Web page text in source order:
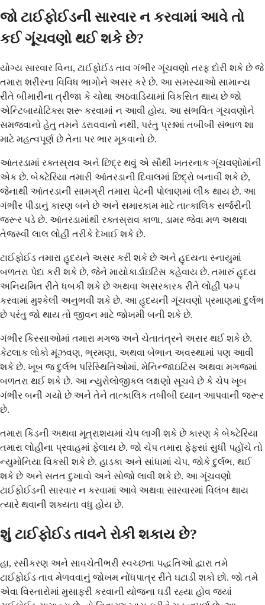
જો ટાઈફોઈડની સારવાર ન કરવામાં આવે તો
કઈ ગૂંચવણો થઈ શકે છે?
યોગ્ય સારવાર વિના, ટાઈફોઈડ તાવ ગંભીર ગૂંચવણો તરફ દોરી શકે છે જે
તમારા શરીરના વિવિધ ભાગોને અસર કરે છે. આ સમસ્યાઓ સામાન્ય
રીતે બીમારીના ત્રીજા કે ચોથા અઠવાડિયામાં વિકસિત થાય છે જો
એન્ટિબાયોટિક્સ શરૂ કરવામાં ન આવી હોય. આ સંભવિત ગૂંચવણોને
સમજવાનો હેતુ તમને ડરાવવાનો નથી, પરંતુ પ્રશ્નમાં તબીબી સંભાળ શા
માટે મહત્વપૂર્ણ છે તેના પર ભાર મૂકવાનો છે.
આંતરડામાં રક્તસ્રાવ અને છિદ્ર થવું એ સૌથી ખતરનાક ગૂંચવણોમાંની
એક છે. બેક્ટેરિયા તમારી આંતરડાની દિવાલમાં છિદ્રો બનાવી શકે છે,
જેનાથી આંતરડાની સામગ્રી તમારા પેટની પોલાણમાં લીક થાય છે. આ
ગંભીર પીડાનું કારણ બને છે અને સમારકામ માટે તાત્કાલિક સર્જરીની
જરૂર પડે છે. આંતરડામાંથી રક્તસ્રાવ કાળા, ડામર જેવા મળ અથવા
તેજસ્વી લાલ લોહી તરીકે દેખાઈ શકે છે.
ટાઈફોઈડ તમારા હૃદયને અસર કરી શકે છે અને હૃદયના સ્નાયુમાં
બળતરા પેદા કરી શકે છે, જેને માયોકાર્ડાઇટિસ કહેવાય છે. તમારું હૃદય
અનિયમિત રીતે ધબકી શકે છે અથવા અસરકારક રીતે લોહી પમ્પ
કરવામાં મુશ્કેલી અનુભવી શકે છે. આ હૃદયની ગૂંચવણો પ્રમાણમાં દુર્લભ
છે પરંતુ જો થાય તો જીવન માટે જોખમી બની શકે છે.
ગંભીર કિસ્સાઓમાં તમારા મગજ અને ચેતાતંત્રને અસર થઈ શકે છે.
કેટલાક લોકો મૂંઝવણ, ભ્રમણા, અથવા બેભાન અવસ્થામાં પણ આવી
શકે છે. ખૂબ જ દુર્લભ પરિસ્થિતિઓમાં, મેનિન્જાઇટિસ અથવા મગજમાં
બળતરા થઈ શકે છે. આ ન્યુરોલોજીકલ લક્ષણો સૂચવે છે કે ચેપ ખૂબ
ગંભીર બની ગયો છે અને તેને તાત્કાલિક તબીબી ધ્યાન આપવાની જરૂર
છે.
તમારા કિડની અથવા મૂત્રાશયમાં ચેપ લાગી શકે છે કારણ કે બેક્ટેરિયા
તમારા લોહીના પ્રવાહમાં ફેલાય છે. જો ચેપ તમારા ફેફસાં સુધી પહોંચે તો
ન્યુમોનિયા વિકસી શકે છે. હાડકા અને સાંધામાં ચેપ, જોકે દુર્લભ, થઈ
શકે છે અને સતત દુખાવો અને સોજો લાવી શકે છે. આ ગૂંચવણો
ટાઈફોઈડની સારવાર ન કરવામાં આવે અથવા સારવારમાં વિલંબ થાય
ત્યારે થવાની શક્યતા વધુ હોય છે.
શું ટાઈફોઈડ તાવને રોકી શકાય છે?
હા, રસીકરણ અને સાવચેતીભરી સ્વચ્છતા પદ્ધતિઓ દ્વારા તમે
ટાઈફોઈડ તાવ મેળવવાનું જોખમ નોંધપાત્ર રીતે ઘટાડી શકો છો. જો તમે
એવા વિસ્તારોમાં મુસાફરી કરવાની યોજના ઘડી રહ્યા હોવ જ્યાં